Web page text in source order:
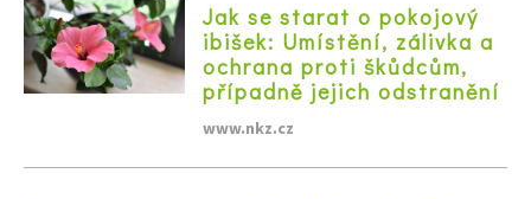
Jak se starat o pokojový
ibišek: Umístění, zálivka a
ochrana proti škůdcům,
případně jejich odstranění
www.nkz.cz